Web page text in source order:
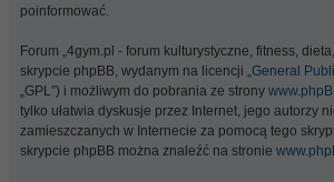
poinformować.
Forum „4gym.pl - forum kulturystyczne, fitness,
skrypcie phpBB, wydanym na licencji „General
„GPL”) i możliwym do pobrania ze strony
tylko ułatwia dyskusje przez Internet, jego autorzy
zamieszczanych w Internecie za pomocą tego
skrypcie phpBB można znaleźć na stronie